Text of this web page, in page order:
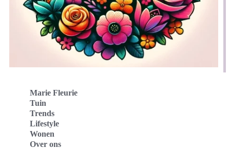
Marie Fleurie
Tuin
Trends
Lifestyle
Wonen
Over ons